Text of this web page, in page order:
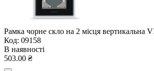
Рамка чорне скло на 2 місця вертикальна
Код: 09158
В наявності
503.00 ₴